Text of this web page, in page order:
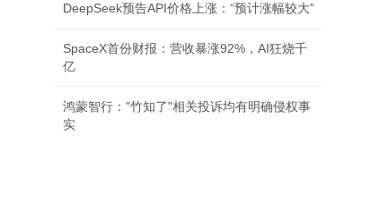
DeepSeek预告API价格上涨：“预计涨幅较大”
SpaceX首份财报：营收暴涨92%，AI狂烧千
亿
鸿蒙智行："竹知了"相关投诉均有明确侵权事
实